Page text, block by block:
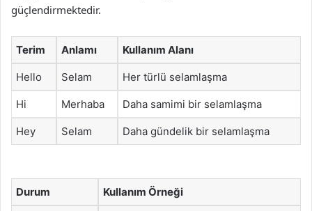
güçlendirmektedir.
Terim Anlamı Kullanım Alanı
Hello Selam Her türlü selamlaşma
Hi Merhaba Daha samimi bir selamlaşma
Hey Selam Daha gündelik bir selamlaşma
Durum Kullanım Örneği